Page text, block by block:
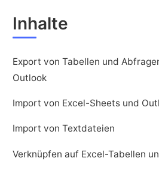
Inhalte
Export von Tabellen und
Outlook
Import von Excel-Sheets und
Import von Textdateien
Verknüpfen auf Excel-Tabellen